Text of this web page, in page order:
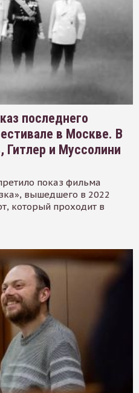
последнего
в Москве. В
Гитлер и Муссолини
показ фильма
вышедшего в 2022
который проходит в